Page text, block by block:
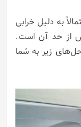
به دلیل خرابی
از حد آن است.
زیر به شما